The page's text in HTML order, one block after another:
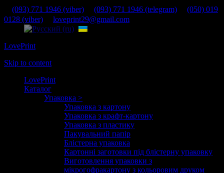
(093) 771 1946 (viber) (093) 771 1946 (telegram)
(050) 019
0128 (viber)
loveprint29@gmail.com
LovePrint
Skip to content
LovePrint
Каталог
Упаковка >
Упаковка з картону
Упаковка з крафт-картону
Упаковка з пластику
Пакувальний папір
Блістерна упаковка
Картонні заготовки під блістерну упаковку
Виготовлення упаковки з
мікрогофракартону з кольоровим друком